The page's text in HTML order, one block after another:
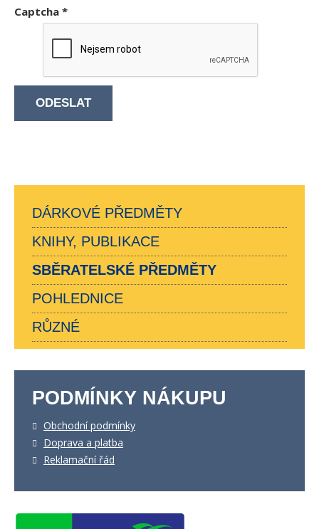
Captcha *
ODESLAT
DÁRKOVÉ PŘEDMĚTY
KNIHY, PUBLIKACE
SBĚRATELSKÉ PŘEDMĚTY
POHLEDNICE
RŮZNÉ
PODMÍNKY NÁKUPU
Obchodní podmínky
Doprava a platba
Reklamační řád